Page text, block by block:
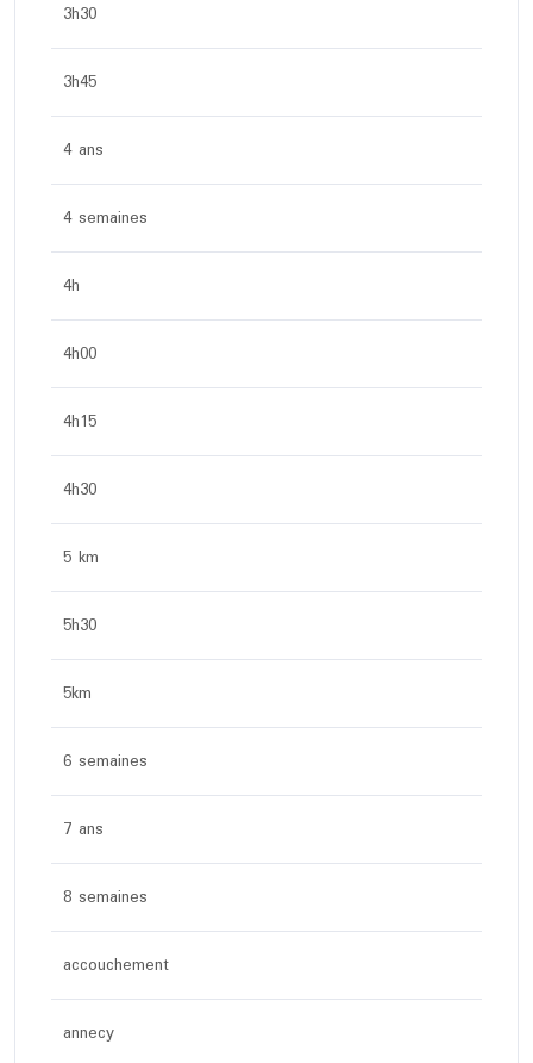
3h30
3h45
4 ans
4 semaines
4h
4h00
4h15
4h30
5 km
5h30
5km
6 semaines
7 ans
8 semaines
accouchement
annecy